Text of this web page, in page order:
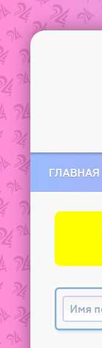
ГЛАВНАЯ